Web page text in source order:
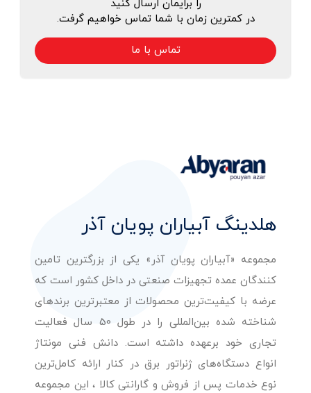
را برایمان ارسال کنید
در کمترین زمان با شما تماس خواهیم گرفت.
تماس با ما
هلدینگ آبیاران پویان آذر
مجموعه «آبیاران پویان آذر» یکی از بزرگترین تامین
کنندگان عمده تجهیزات صنعتی در داخل کشور است که
عرضه با کیفیت‌ترین محصولات از معتبرترین برندهای
شناخته شده بین‌المللی را در طول 50 سال فعالیت
تجاری خود برعهده داشته است. دانش فنی مونتاژ
انواع دستگاه‌های ژنراتور برق در کنار ارائه کامل‌ترین
نوع خدمات پس از فروش و گارانتی کالا ، این مجموعه